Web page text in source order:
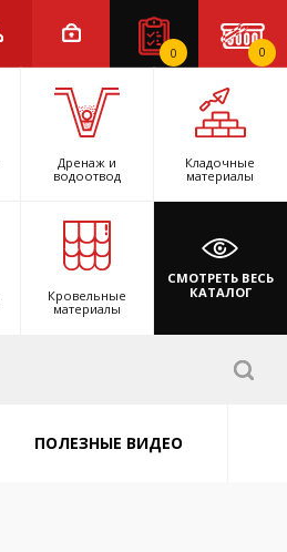
0 0
Дренаж и
водоотвод
Кладочные
материалы
Кровельные
материалы
СМОТРЕТЬ ВЕСЬ
КАТАЛОГ
ПОЛЕЗНЫЕ ВИДЕО